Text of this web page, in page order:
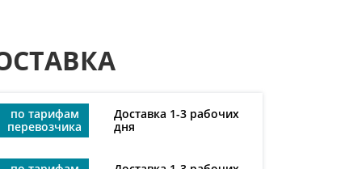
по тарифам
перевозчика
Доставка 1-3 рабочих
дня